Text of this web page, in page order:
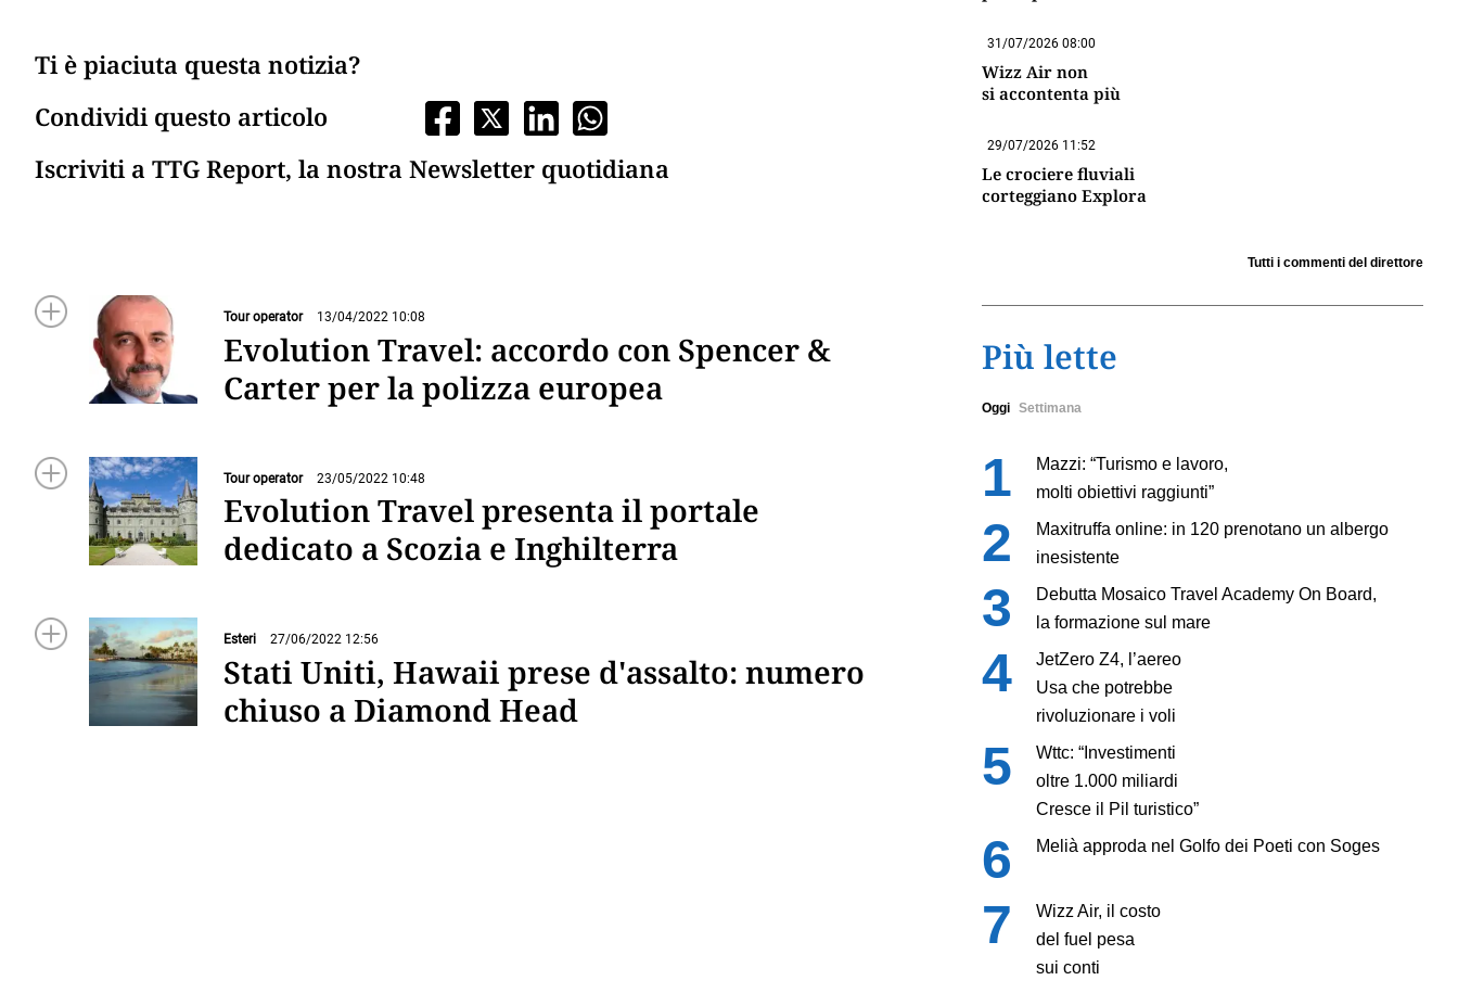
Ti è piaciuta questa notizia?
Condividi questo articolo
Iscriviti a TTG Report, la nostra Newsletter quotidiana
Tour operator 13/04/2022 10:08
Evolution Travel: accordo con Spencer &
Carter per la polizza europea
Tour operator 23/05/2022 10:48
Evolution Travel presenta il portale
dedicato a Scozia e Inghilterra
Esteri 27/06/2022 12:56
Stati Uniti, Hawaii prese d'assalto: numero
chiuso a Diamond Head
31/07/2026 08:00
Wizz Air non
si accontenta più
29/07/2026 11:52
Le crociere fluviali
corteggiano Explora
Tutti i commenti del direttore
Più lette
Oggi Settimana
Mazzi: “Turismo e lavoro,
molti obiettivi raggiunti”
Maxitruffa online: in 120 prenotano un albergo
inesistente
Debutta Mosaico Travel Academy On Board,
la formazione sul mare
JetZero Z4, l’aereo
Usa che potrebbe
rivoluzionare i voli
Wttc: “Investimenti
oltre 1.000 miliardi
Cresce il Pil turistico”
Melià approda nel Golfo dei Poeti con Soges
Wizz Air, il costo
del fuel pesa
sui conti